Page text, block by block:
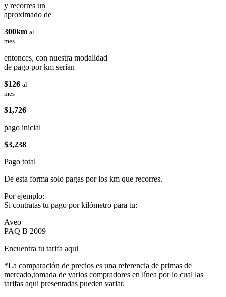
y recorres un
aproximado de
300km al
mes
entonces, con nuestra modalidad
de pago por km serían
$126 al
mes
$1,726
pago inicial
$3,238
Pago total
De esta forma solo pagas por los km que recorres.
Por ejemplo:
Si contratas tu pago por kilómetro para tu:
Aveo
PAQ B 2009
Encuentra tu tarifa aqui
*La comparación de precios es una referencia de primas de
mercado,tomada de varios compradores en línea por lo cual las
tarifas aqui presentadas pueden variar.